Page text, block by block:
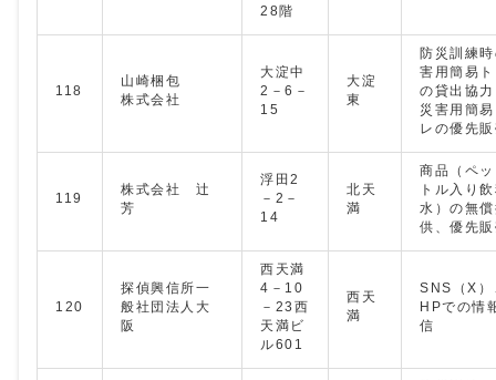
28階
118
山崎梱包
株式会社
大淀中
2－6－
15
大淀
東
防災訓練
害用簡易
の貸出協力
災害用簡
レの優先
119
株式会社 辻
芳
浮田2
－2－
14
北天
満
商品（ペ
トル入り
水）の無
供、優先
120
探偵興信所一
般社団法人大
阪
西天満
4－10
－23西
天満ビ
ル601
西天
満
SNS（X）
HPでの情
信